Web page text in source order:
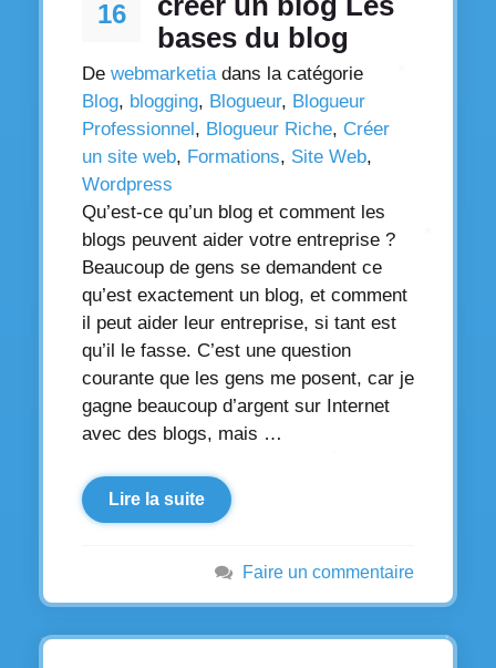
16
bases du blog
De webmarketiadans la catégorie
Blog, blogging, Blogueur, Blogueur
Professionnel , Blogueur Riche, Créer
un site web, Formations, Site Web,
Wordpress
Qu’est-ce qu’un blog et comment les
blogs peuvent aider votre entreprise ?
Beaucoup de gens se demandent ce
qu’est exactement un blog, et comment
il peut aider leur entreprise, si tant est
qu’il le fasse. C’est une question
courante que les gens me posent, car je
gagne beaucoup d’argent sur Internet
avec des blogs, mais …
Lire la suite
Faire un commentaire